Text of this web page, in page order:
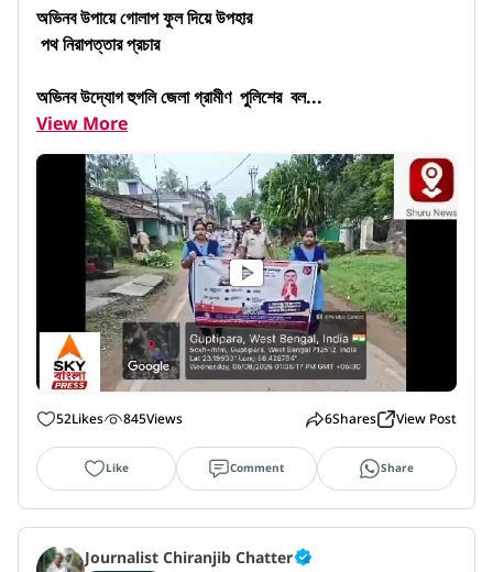
অভিনব উপায়ে গোলাপ ফুল দিয়ে উপহার
অভিনব উদ্যোগ হুগলি জেলা গ্রামীণ  পুলিশের  বল...
View More
52Likes 845Views 6Shares View Post
Like Comment Share
Journalist Chiranjib Chatter